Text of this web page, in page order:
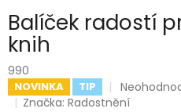
Balíček radostí
knih
990
NOVINKA TIP
Průměrné
hodnocení
Značka:Radostnění